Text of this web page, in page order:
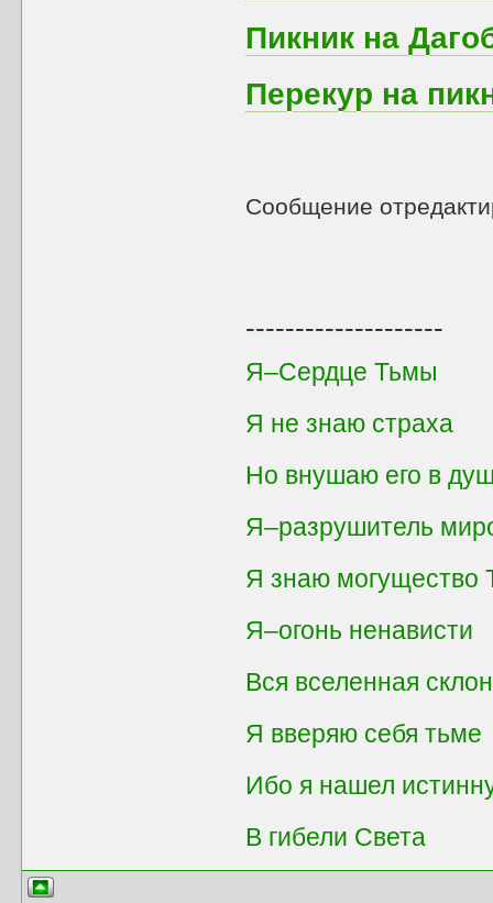
Пикник на
Перекур на
Сообщение
--------------------
Я–Сердце Тьмы
Я не знаю страха
Но внушаю его в
Я–разрушитель
Я знаю могущество
Я–огонь ненависти
Вся вселенная
Я вверяю себя тьме
Ибо я нашел
В гибели Света